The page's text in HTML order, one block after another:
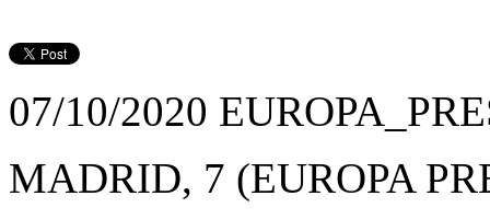
07/10/2020
MADRID, 7 (EUROPA